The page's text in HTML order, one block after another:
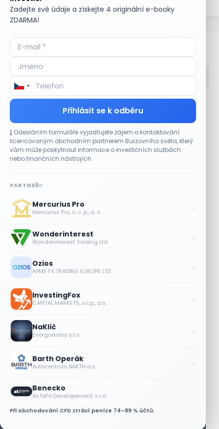
Zadejte své údaje a získejte 4 originální e-booky
ZDARMA!
Přihlásit se k odběru
Odesláním formuláře vyjadřujete zájem o kontaktování
licencovaným obchodním partnerem Burzovního světa, který
vám může poskytnout informace o investičních službách
nebo finančních nástrojích.
PARTNEŘI:
Mercurius Pro
Mercurius Pro, o. c. p., a. s. ›
Wonderinterest
Wonderinterest Trading Ltd ›
Ozios
APME FX TRADING EUROPE LTD ›
InvestingFox
CAPITAL MARKETS, o.c.p., a.s. ›
NaKlíč
Energodomy s.r.o. ›
Barth Operák
Autocentrum BARTH a.s. ›
Benecko
AnTePo Developement, s.r.o. ›
Při obchodování CFD ztrácí peníze 74–89 % účtů.
Bullionářův slovníček
Accumulate
ADR (Americké
depozitní certifikáty)
Advokátní úschova
Akcie
Akcie kmenová
Akciové riziko (Risk On
Shares)
Akciové trhy
Akontace
Akvizice
Alikvotní úrokový výnos
Alokace
Alokace (IPO)
Americká opce
Anglická aukce
Apreciace
Arbitráž
Ask
At best order; at
Auditor
Auditorská společnost
Aukce
Komoditní trhy
Komunální dluhopisy
Kontinuální režim
Konvertibilní obligace
Korporátní dluhopisy
Kotace
Lze na dluhopisu